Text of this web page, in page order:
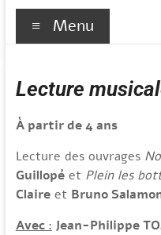
Menu
Lecture
À partir de 4 ans
Lecture des ouvrages
Guillopéet Plein les
Claireet Bruno
Avec : Jean-Philippe